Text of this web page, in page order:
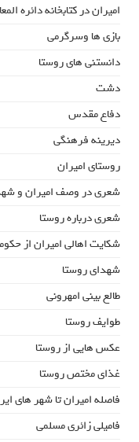
امیران در کتابخانه دائره
بازی ها وسرگرمی
دانستنی های روستا
دشت
دفاع مقدس
دیرینه فرهنگی
روستای امیران
شعری در وصف امیران و
شعری درباره روستا
شکایت اهالی امیران از
شهدای روستا
طالع بینی امهرونی
طوایف روستا
عکس هایی از روستا
غذای مختص روستا
فاصله امیران تا شهر های
فامیلی زائری مسلمی